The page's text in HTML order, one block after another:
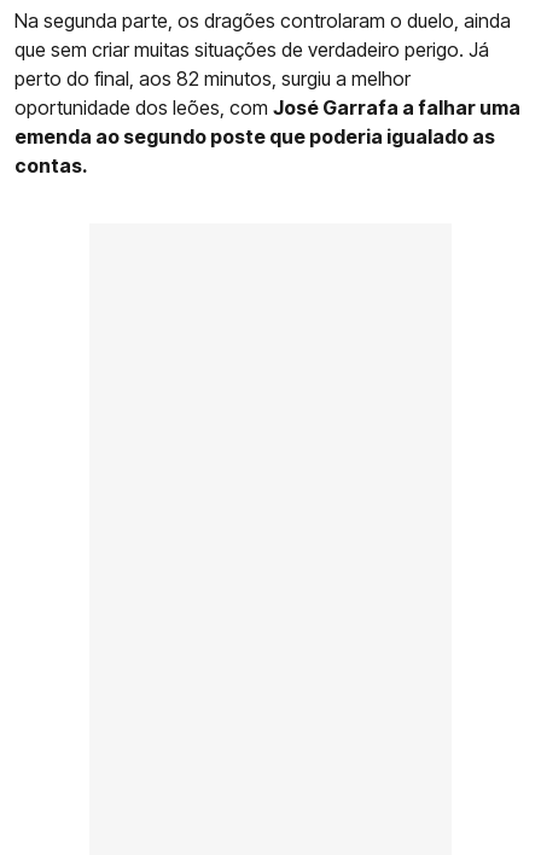
Na segunda parte, os dragões controlaram o duelo, ainda
que sem criar muitas situações de verdadeiro perigo. Já
perto do final, aos 82 minutos, surgiu a melhor
oportunidade dos leões, com José Garrafa a falhar uma
emenda ao segundo poste que poderia igualado as
contas.